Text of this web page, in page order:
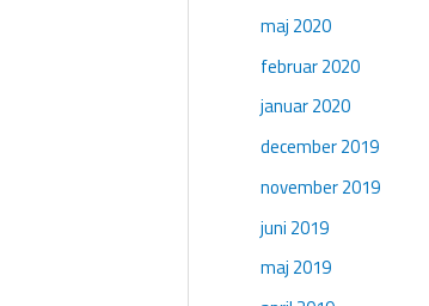
maj 2020
februar 2020
januar 2020
december 2019
november 2019
juni 2019
maj 2019